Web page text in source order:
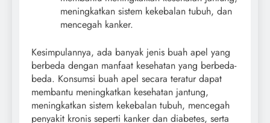
meningkatkan sistem kekebalan tubuh, dan
mencegah kanker.
Kesimpulannya, ada banyak jenis buah apel yang
berbeda dengan manfaat kesehatan yang berbeda-
beda. Konsumsi buah apel secara teratur dapat
membantu meningkatkan kesehatan jantung,
meningkatkan sistem kekebalan tubuh, mencegah
penyakit kronis seperti kanker dan diabetes, serta